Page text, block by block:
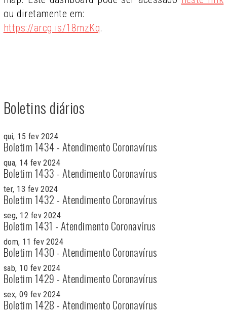
ou diretamente em:
https://arcg.is/18mzKq.
Boletins diários
qui, 15 fev 2024
Boletim 1434 - Atendimento Coronavírus
qua, 14 fev 2024
Boletim 1433 - Atendimento Coronavírus
ter, 13 fev 2024
Boletim 1432 - Atendimento Coronavírus
seg, 12 fev 2024
Boletim 1431 - Atendimento Coronavírus
dom, 11 fev 2024
Boletim 1430 - Atendimento Coronavírus
sab, 10 fev 2024
Boletim 1429 - Atendimento Coronavírus
sex, 09 fev 2024
Boletim 1428 - Atendimento Coronavírus